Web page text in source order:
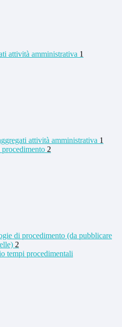
attività amministrativa 1
attività amministrativa 1
2
di procedimento (da pubblicare
2
tempi procedimentali